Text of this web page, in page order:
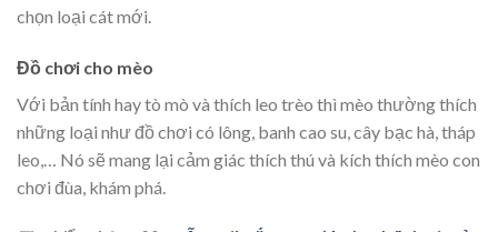
chọn loại cát mới.
Đồ chơi cho mèo
Với bản tính hay tò mò và thích leo trèo thì mèo thường thích
những loại như đồ chơi có lông, banh cao su, cây bạc hà, tháp
leo,… Nó sẽ mang lại cảm giác thích thú và kích thích mèo con
chơi đùa, khám phá.